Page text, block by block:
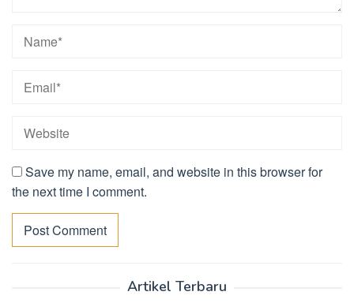
Save my name, email, and website in this browser for
the next time I comment.
Artikel Terbaru